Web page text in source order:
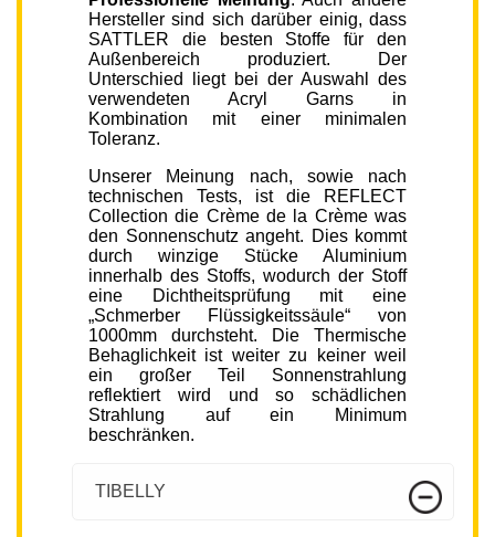
Hersteller sind sich darüber einig, dass
SATTLER die besten Stoffe für den
Außenbereich produziert. Der
Unterschied liegt bei der Auswahl des
verwendeten Acryl Garns in
Kombination mit einer minimalen
Toleranz.
Unserer Meinung nach, sowie nach
technischen Tests, ist die REFLECT
Collection die Crème de la Crème was
den Sonnenschutz angeht. Dies kommt
durch winzige Stücke Aluminium
innerhalb des Stoffs, wodurch der Stoff
eine Dichtheitsprüfung mit eine
„Schmerber Flüssigkeitssäule“ von
1000mm durchsteht. Die Thermische
Behaglichkeit ist weiter zu keiner weil
ein großer Teil Sonnenstrahlung
reflektiert wird und so schädlichen
Strahlung auf ein Minimum
beschränken.
TIBELLY